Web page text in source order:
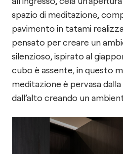
spazio di meditazione,
pavimento in tatami
pensato per creare un
silenzioso, ispirato al
cubo è assente, in questo
meditazione è pervasa
dall’alto creando un